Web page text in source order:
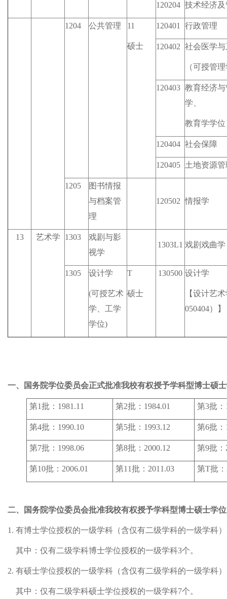
120204 技术经济
1204 公共管理 11
硕士
120401 行政管理
120402 社会医学
（可授管
120403 教育经济
学、
教育学学位
120404 社会保障
120405 土地资源管
1205
图书情报
与档案管
理
120502 情报学
13 艺术学 1303
戏剧与影
视学
1303L1 戏剧戏曲学
1305 设计学
(可授艺术
学、工学
学位)
T
硕士
130500 设计学
【设计艺
050404）】
一、国务院学位委员会正式批准我校有权授予学科型博士硕
第1批：1981.11 第2批：1984.01 第3批：
第4批：1990.10 第5批：1993.12 第6批：
第7批：1998.06 第8批：2000.12 第9批：
第10批：2006.01 第11批：2011.03 第T批
二、国务院学位委员会批准我校有权授予学科型博士硕士学
1. 有博士学位授权的一级学科（含仅有二级学科的一级学科
其中：仅有二级学科博士学位授权的一级学科3个。
2. 有硕士学位授权的一级学科（含仅有二级学科的一级学科
其中：仅有二级学科硕士学位授权的一级学科7个。